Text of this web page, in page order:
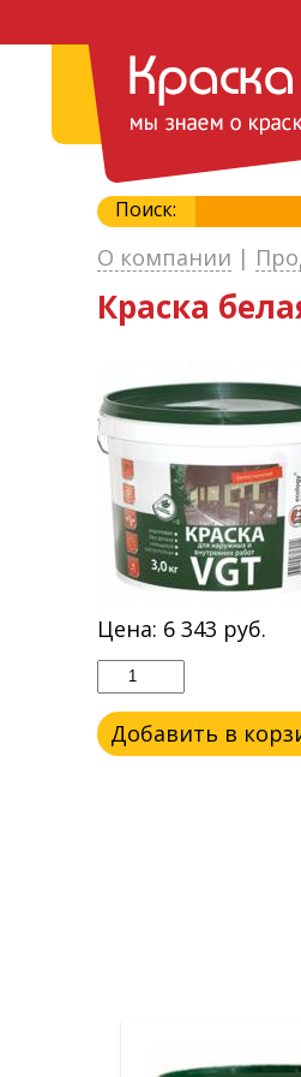
Поиск:
О компании |
Краска
Цена: 6 343 руб.
Добавить в